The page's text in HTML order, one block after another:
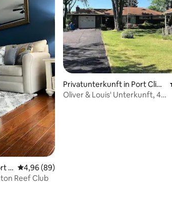
5, 39 Bewertungen
C Durchschnittliche Bewertung: 4,96 von 5,
4,96 (89)
Reef Club
Privatunterkunft in Port Clint
on
Oliver & Louis' Unterkunft, 4